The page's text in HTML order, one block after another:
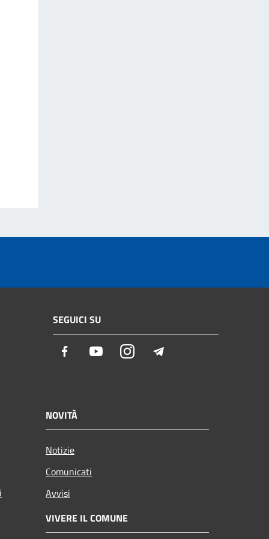
SEGUICI SU
Facebook YoutubeInstagram
NOVITÀ
Notizie
Comunicati
Avvisi
VIVERE IL COMUNE